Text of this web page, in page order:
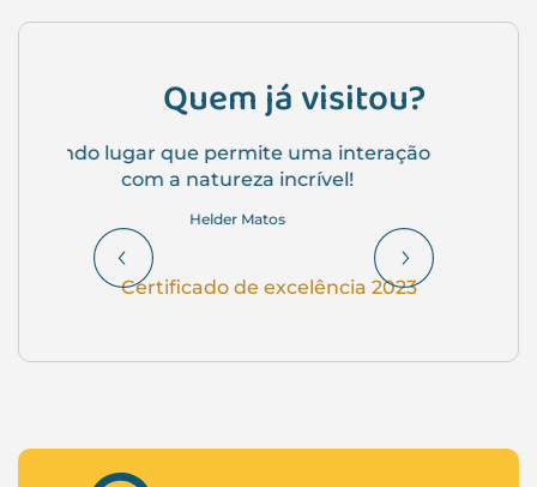
Quem já visitou?
Lindo lugar!! Ameiii...
Certificado de excelência 2023
Previous Next